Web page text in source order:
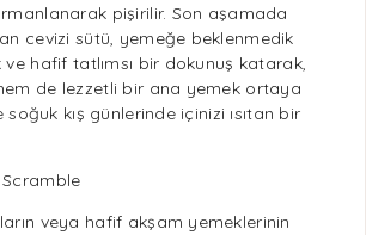
pişirilir. Son aşamada
cevizi sütü, yemeğe beklenmedik
ve hafif tatlımsı bir dokunuş katarak,
de lezzetli bir ana yemek ortaya
soğuk kış günlerinde içinizi ısıtan bir
veya hafif akşam yemeklerinin